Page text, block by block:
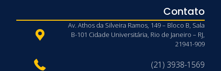
Contato
Av. Athos da Silveira Ramos, 149 – Bloco B, Sala
B-101 Cidade Universitária, Rio de Janeiro – RJ,
21941-909
(21) 3938-1569